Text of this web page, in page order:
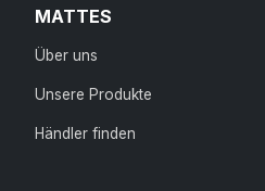
MATTES
Über uns
Unsere Produkte
Händler finden